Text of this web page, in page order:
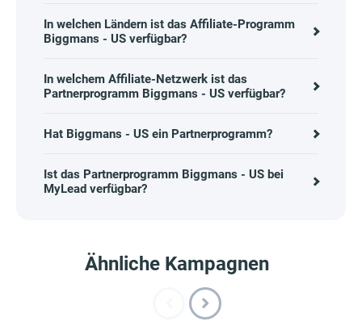
In welchen Ländern ist das Affiliate-Programm
Biggmans - US verfügbar?
In welchem Affiliate-Netzwerk ist das
Partnerprogramm Biggmans - US verfügbar?
Hat Biggmans - US ein Partnerprogramm?
Ist das Partnerprogramm Biggmans - US bei
MyLead verfügbar?
Ähnliche Kampagnen